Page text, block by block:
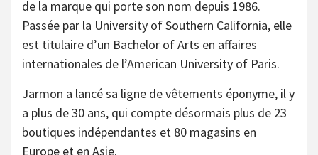
de la marque qui porte son nom depuis 1986.
Passée par la University of Southern California, elle
est titulaire d’un Bachelor of Arts en affaires
internationales de l’American University of Paris.
Jarmon a lancé sa ligne de vêtements éponyme, il y
a plus de 30 ans, qui compte désormais plus de 23
boutiques indépendantes et 80 magasins en
Europe et en Asie.